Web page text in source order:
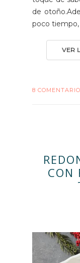
de
poco tiempo,
VER
8
CON